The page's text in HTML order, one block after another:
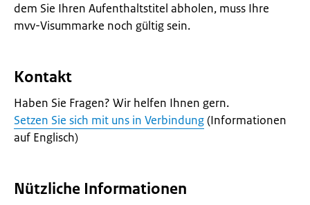
dem Sie Ihren Aufenthaltstitel abholen, muss Ihre
mvv-Visummarke noch gültig sein.
Kontakt
Haben Sie Fragen? Wir helfen Ihnen gern.
Setzen Sie sich mit uns in Verbindung(Informationen
auf Englisch)
Nützliche Informationen